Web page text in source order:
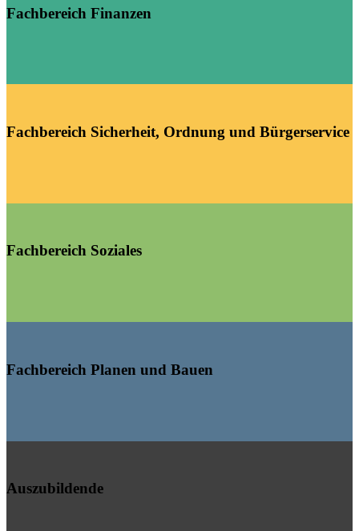
Fachbereich Finanzen
Fachbereich Sicherheit, Ordnung und Bürgerservice
Fachbereich Soziales
Fachbereich Planen und Bauen
Auszubildende